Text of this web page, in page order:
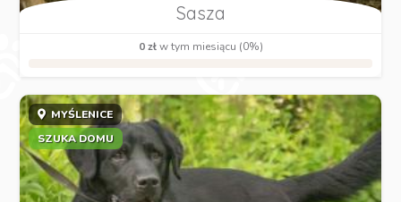
Sasza
0 złw tym miesiącu (0%)
MYŚLENICE
SZUKA DOMU